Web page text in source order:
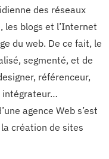
des réseaux
les blogs et l’Internet
du web. De ce fait, le
segmenté, et de
référenceur,
intégrateur…
agence Web s’est
création de sites